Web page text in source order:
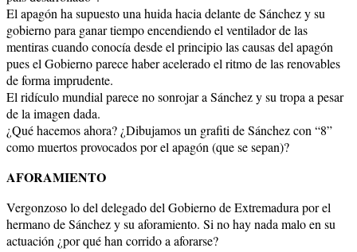
El apagón ha supuesto una huida hacia delante de Sánchez y su
gobierno para ganar tiempo encendiendo el ventilador de las
mentiras cuando conocía desde el principio las causas del apagón
pues el Gobierno parece haber acelerado el ritmo de las renovables
de forma imprudente.
El ridículo mundial parece no sonrojar a Sánchez y su tropa a pesar
de la imagen dada.
¿Qué hacemos ahora? ¿Dibujamos un grafiti de Sánchez con “8”
como muertos provocados por el apagón (que se sepan)?
AFORAMIENTO
Vergonzoso lo del delegado del Gobierno de Extremadura por el
hermano de Sánchez y su aforamiento. Si no hay nada malo en su
actuación ¿por qué han corrido a aforarse?